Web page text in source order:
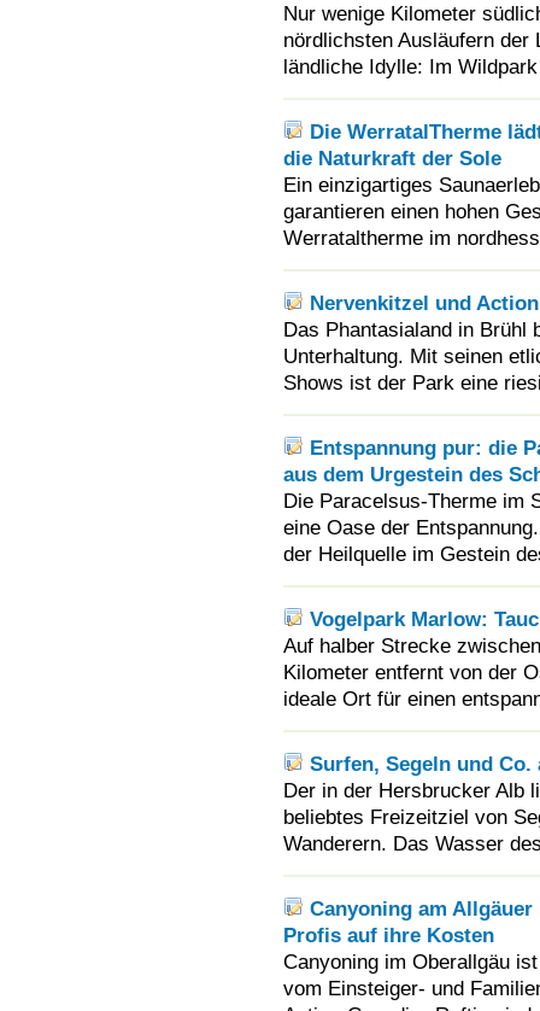
Nur wenige Kilometer
nördlichsten Ausläufern der
ländliche Idylle: Im
Die WerratalTherme
die Naturkraft der Sole
Ein einzigartiges
garantieren einen hohen
Werrataltherme im
Nervenkitzel und
Das Phantasialand in Brühl
Unterhaltung. Mit seinen
Shows ist der Park eine
Entspannung pur: die
aus dem Urgestein des
Die Paracelsus-Therme im
eine Oase der
der Heilquelle im Gestein
Vogelpark Marlow:
Auf halber Strecke
Kilometer entfernt von der
ideale Ort für einen
Surfen, Segeln und Co.
Der in der Hersbrucker Alb
beliebtes Freizeitziel von
Wanderern. Das Wasser
Canyoning am
Profis auf ihre Kosten
Canyoning im Oberallgäu
vom Einsteiger- und